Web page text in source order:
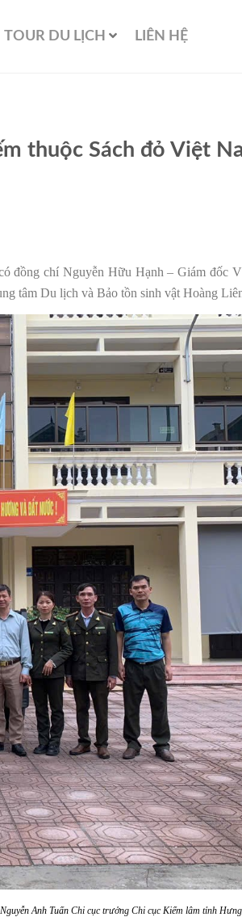
TOUR DU LỊCH LIÊN HỆ
thuộc Sách đỏ Việt
đồng chí Nguyễn Hữu Hạnh – Giám đốc
tâm Du lịch và Bảo tồn sinh vật Hoàng
Anh TuấnChi cục trưởng Chi cục Kiểm lâm tỉnh